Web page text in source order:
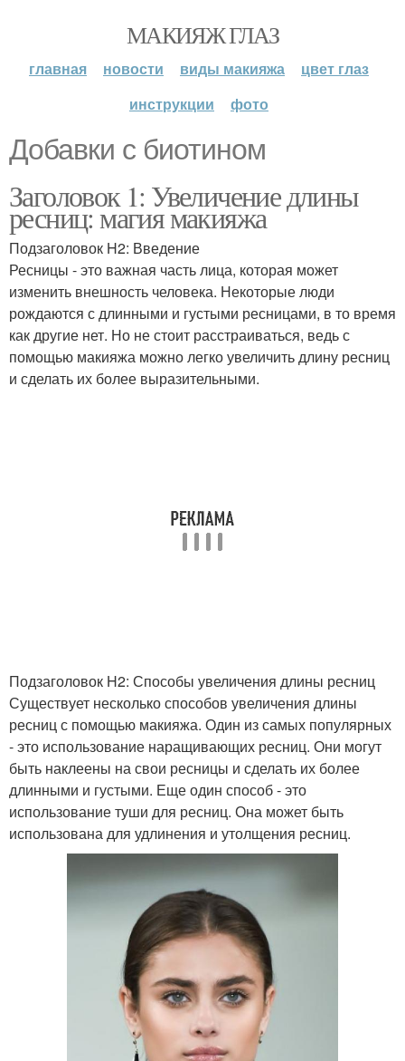
МАКИЯЖ ГЛАЗ
главная новости виды макияжа
цвет глаз
инструкции
фото
Добавки с биотином
Заголовок 1: Увеличение длины
ресниц: магия макияжа
Подзаголовок H2: Введение
Ресницы - это важная часть лица, которая может
изменить внешность человека. Некоторые люди
рождаются с длинными и густыми ресницами, в то время
как другие нет. Но не стоит расстраиваться, ведь с
помощью макияжа можно легко увеличить длину ресниц
и сделать их более выразительными.
Подзаголовок H2: Способы увеличения длины ресниц
Существует несколько способов увеличения длины
ресниц с помощью макияжа. Один из самых популярных
- это использование наращивающих ресниц. Они могут
быть наклеены на свои ресницы и сделать их более
длинными и густыми. Еще один способ - это
использование туши для ресниц. Она может быть
использована для удлинения и утолщения ресниц.